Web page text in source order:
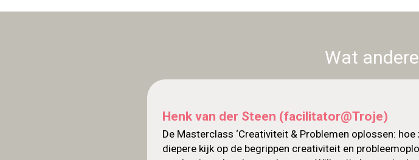
Wat
Henk van der Steen (facilitator@Troje)
De Masterclass ‘Creativiteit & Problemen oplossen:
diepere kijk op de begrippen creativiteit en